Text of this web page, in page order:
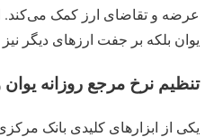
عرضه و تقاضای ارز کمک می‌کند.
یوان بلکه بر جفت ارزهای دیگر
تنظیم نرخ مرجع روزانه یوان و
یکی از ابزارهای کلیدی بانک